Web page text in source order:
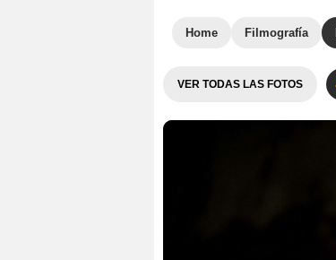
Home Filmografía
VER TODAS LAS FOTOS